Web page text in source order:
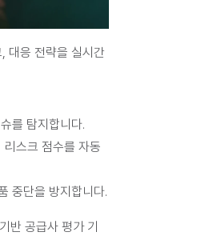
대응 전략을 실시간
를 탐지합니다.
스크 점수를 자동
중단을 방지합니다.
반 공급사 평가 기